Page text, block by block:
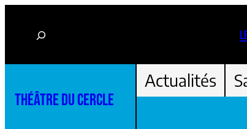
Rechercher
THÉÂTRE DU CERCLE
Actualités